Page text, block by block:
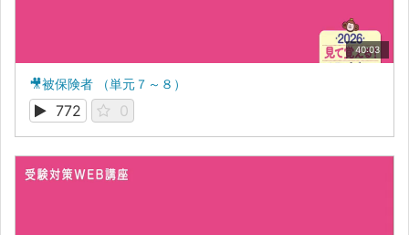
40:03
🎥被保険者 （単元７～８）
772 0